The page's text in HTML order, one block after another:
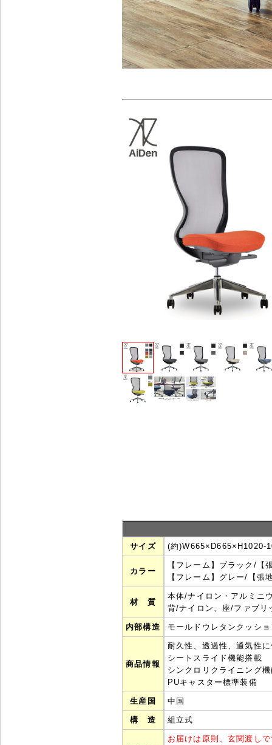
サイズ (約)W665×D665×H1020-
カラー
【フレーム】ブラック/【
【フレーム】グレー/【張
材 質
本体/ナイロン・アルミニ
背/ナイロン、座/ファブリ
内部構造 モールドウレタンクッシ
商品情報
耐久性、透過性、通気性
シートスライド機能搭載
シンクロリクライニング
PUキャスター標準装備
生産国 中国
構 造 組立式
お届けは原則、玄関渡し